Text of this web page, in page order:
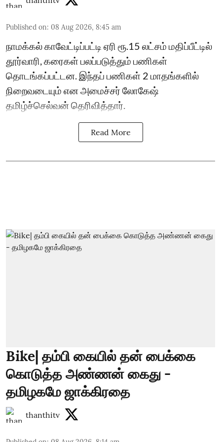
Published on: 08 Aug 2026, 8:45 am
நாமக்கல் காவேட்டிப்பட்டி ஏரி ரூ.15 லட்சம் மதிப்பீட்டில்
தூர்வாரி, கரைகள் பலப்படுத்தும் பணிகள்
தொடங்கப்பட்டன. இந்தப் பணிகள் 2 மாதங்களில்
நிறைவடையும் என அமைச்சர் லோகேஷ்
தமிழ்ச்செல்வன் தெரிவித்தார்.
Read More
Bike| தம்பி கையில் தன் பைக்கை
கொடுத்த அண்ணன் கைது -
தமிழகமே ஜாக்கிரதை
thanthitv